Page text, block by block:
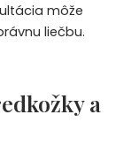
môže
liečbu.
a